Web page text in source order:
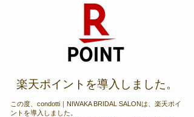
楽天ポイントを導入しました。
この度、condotti｜NIWAKA BRIDAL SALONは、楽天ポイ
ントを導入しました。